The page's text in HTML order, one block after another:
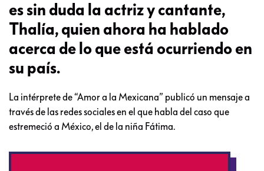
es sin duda la actriz y cantante,
Thalía, quien ahora ha hablado
acerca de lo que está ocurriendo en
su país.
La intérprete de “Amor a la Mexicana” publicó un mensaje a
través de las redes sociales en el que habla del caso que
estremeció a México, el de la niña Fátima.